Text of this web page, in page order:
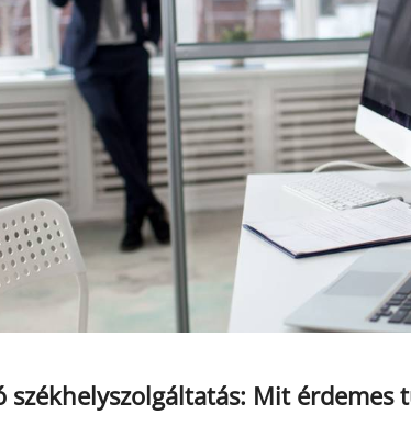
székhelyszolgáltatás: Mit érdemes